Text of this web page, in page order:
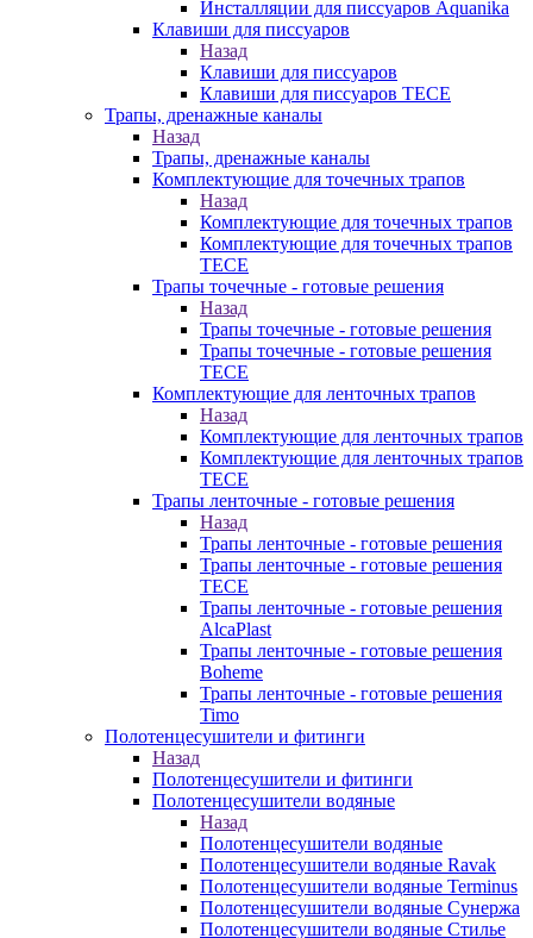
Инсталляции для писсуаров Aquanika
Клавиши для писсуаров
Назад
Клавиши для писсуаров
Клавиши для писсуаров TECE
Трапы, дренажные каналы
Назад
Трапы, дренажные каналы
Комплектующие для точечных трапов
Назад
Комплектующие для точечных трапов
Комплектующие для точечных трапов
TECE
Трапы точечные - готовые решения
Назад
Трапы точечные - готовые решения
Трапы точечные - готовые решения
TECE
Комплектующие для ленточных трапов
Назад
Комплектующие для ленточных трапов
Комплектующие для ленточных трапов
TECE
Трапы ленточные - готовые решения
Назад
Трапы ленточные - готовые решения
Трапы ленточные - готовые решения
TECE
Трапы ленточные - готовые решения
AlcaPlast
Трапы ленточные - готовые решения
Boheme
Трапы ленточные - готовые решения
Timo
Полотенцесушители и фитинги
Назад
Полотенцесушители и фитинги
Полотенцесушители водяные
Назад
Полотенцесушители водяные
Полотенцесушители водяные Ravak
Полотенцесушители водяные Terminus
Полотенцесушители водяные Сунержа
Полотенцесушители водяные Стилье